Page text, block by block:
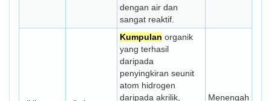
dengan air dan
sangat reaktif.
Kumpulan organik
yang terhasil
daripada
penyingkiran seunit
atom hidrogen
daripada akrilik,
Menengah